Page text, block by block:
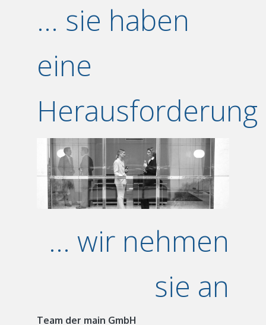
... sie haben
eine
Herausforderung
... wir nehmen
sie an
Team der main GmbH